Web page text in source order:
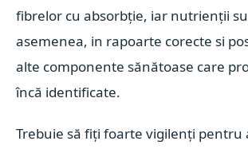
fibrelor cu absorbție, iar nutrienții
asemenea, in rapoarte corecte si
alte componente sănătoase care
încă identificate.
Trebuie să fiți foarte vigilenți pentru